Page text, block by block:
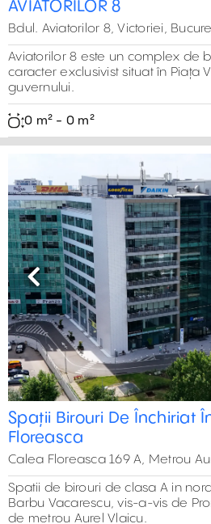
AVIATORILOR 8
Bdul. Aviatorilor 8, Victoriei,
Aviatorilor 8 este un complex de
caracter exclusivist situat în Piața
guvernului.
0 m² - 0 m²
Previous
Spații Birouri De Închiriat
Floreasca
Calea Floreasca 169 A, Metrou
Spatii de birouri de clasa A in
Barbu Vacarescu, vis-a-vis de
de metrou Aurel Vlaicu.